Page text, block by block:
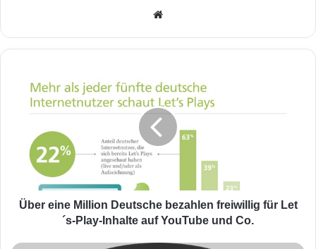
Foto: Bitcoin.it
Natürlich gibt es auch Risiken bei dem
von Bitcoins als Kapitalanlage
Beispiel, Bitcoin global von Regierungen auf
einmal verboten wird, dann wird der Preis
langfristig nicht mehr ansteigen, da die
ite
Über eine Million Deutsche bezahlen freiwillig für Let
´s-Play-Inhalte auf YouTube und Co.